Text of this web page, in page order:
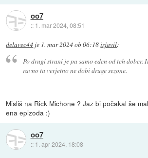
oo7
:: 1. mar 2024, 08:51
delavec44 je 1. mar 2024 ob 06:18izjavil:
Po drugi strani je pa samo eden od teh dober.
ravno ta verjetno ne dobi druge sezone.
Misliš na Rick Michone ? Jaz bi počakal še
ena epizoda :)
oo7
:: 1. apr 2024, 18:08